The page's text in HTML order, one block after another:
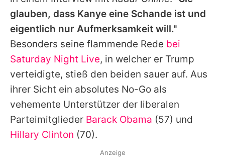
glauben, dass Kanye eine Schande ist und
eigentlich nur Aufmerksamkeit will."
Besonders seine flammende Rede bei
Saturday Night Live, in welcher er Trump
verteidigte, stieß den beiden sauer auf. Aus
ihrer Sicht ein absolutes No-Go als
vehemente Unterstützer der liberalen
Parteimitglieder Barack Obama (57) und
Hillary Clinton (70).
Anzeige